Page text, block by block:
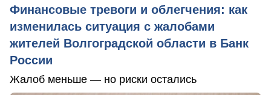
Финансовые тревоги и облегчения: как
изменилась ситуация с жалобами
жителей Волгоградской области в Банк
России
Жалоб меньше — но риски остались